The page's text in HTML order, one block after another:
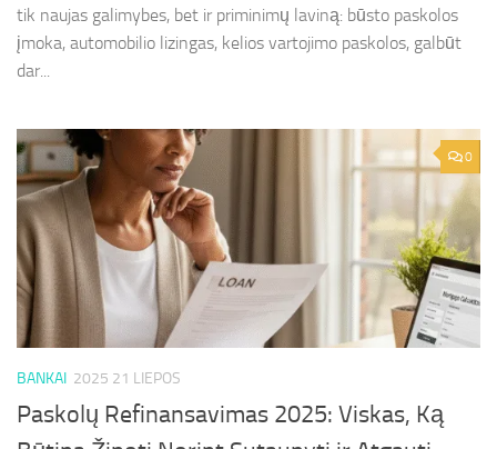
tik naujas galimybes, bet ir priminimų laviną: būsto paskolos
įmoka, automobilio lizingas, kelios vartojimo paskolos, galbūt
dar...
0
BANKAI 2025 21 LIEPOS
Paskolų Refinansavimas 2025: Viskas, Ką